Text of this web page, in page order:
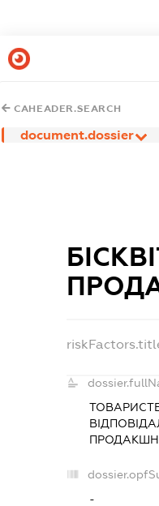
CAHEADER.SEARCH
document.dossier
-